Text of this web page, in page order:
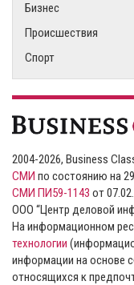
Бизнес
Происшествия
Спорт
2004-2026, Business
СМИ по состоянию на
СМИ ПИ59-1143 от
ООО “Центр деловой
На информационном
технологии
информации на основе
относящихся к